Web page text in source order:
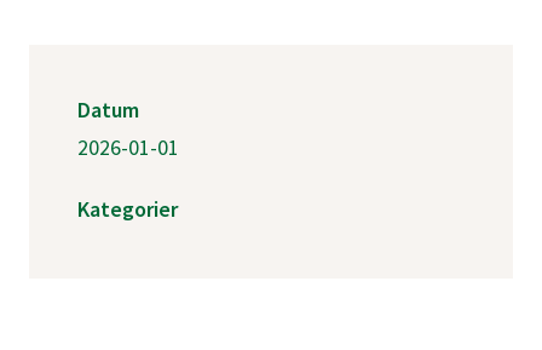
Datum
2026-01-01
Kategorier